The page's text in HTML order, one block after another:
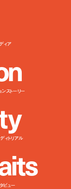
ィア
n
ストーリー
y
ィトリアル
its
ビュー